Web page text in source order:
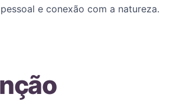
e conexão com a natureza.